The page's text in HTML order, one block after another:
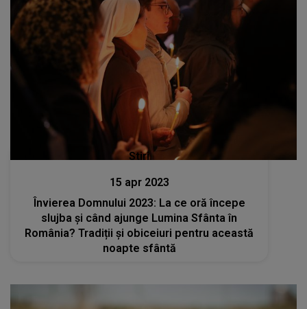
Stiri
15 apr 2023
Învierea Domnului 2023: La ce oră începe
slujba și când ajunge Lumina Sfânta în
România? Tradiții și obiceiuri pentru această
noapte sfântă